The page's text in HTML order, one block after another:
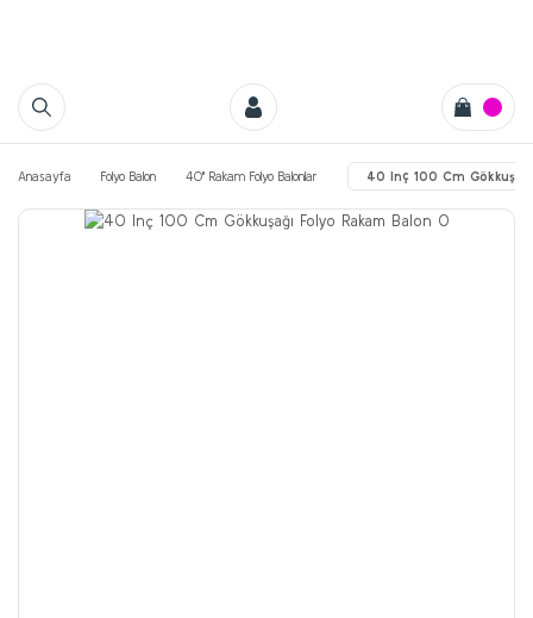
Anasayfa Folyo Balon 40'' Rakam Folyo Balonlar 40 Inç 100 Cm